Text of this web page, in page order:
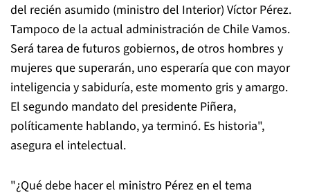
del recién asumido (ministro del Interior) Víctor Pérez.
Tampoco de la actual administración de Chile Vamos.
Será tarea de futuros gobiernos, de otros hombres y
mujeres que superarán, uno esperaría que con mayor
inteligencia y sabiduría, este momento gris y amargo.
El segundo mandato del presidente Piñera,
políticamente hablando, ya terminó. Es historia",
asegura el intelectual.
"¿Qué debe hacer el ministro Pérez en el tema